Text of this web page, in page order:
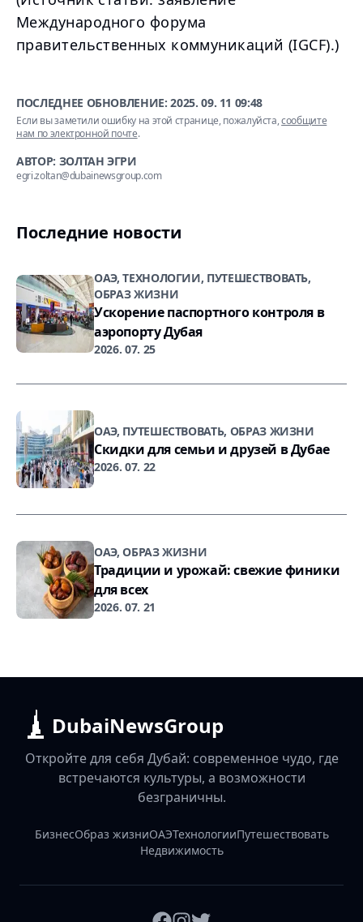
Международного форума
правительственных коммуникаций (IGCF).)
ПОСЛЕДНЕЕ ОБНОВЛЕНИЕ:2025. 09. 11 09:48
Если вы заметили ошибку на этой странице, пожалуйста,сообщите
нам по электронной почте.
АВТОР: ЗОЛТАН ЭГРИ
egri.zoltan@dubainewsgroup.com
Последние новости
ОАЭ, ТЕХНОЛОГИИ, ПУТЕШЕСТВОВАТЬ,
ОБРАЗ ЖИЗНИ
Ускорение паспортного контроля в
аэропорту Дубая
2026. 07. 25
ОАЭ, ПУТЕШЕСТВОВАТЬ, ОБРАЗ ЖИЗНИ
Скидки для семьи и друзей в Дубае
2026. 07. 22
ОАЭ, ОБРАЗ ЖИЗНИ
Традиции и урожай: свежие финики
для всех
2026. 07. 21
DubaiNewsGroup
Откройте для себя Дубай: современное чудо, где
встречаются культуры, а возможности
безграничны.
БизнесОбраз жизниОАЭТехнологииПутешествовать
Недвижимость